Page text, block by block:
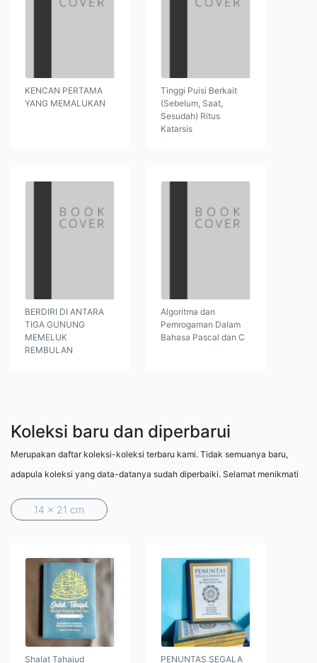
KENCAN PERTAMA
YANG MEMALUKAN
Tinggi Puisi Berkait
(Sebelum, Saat,
Sesudah) Ritus
Katarsis
BERDIRI DI ANTARA
TIGA GUNUNG
MEMELUK
REMBULAN
Algoritma dan
Pemrogaman Dalam
Bahasa Pascal dan C
Koleksi baru dan diperbarui
Merupakan daftar koleksi-koleksi terbaru kami. Tidak semuanya baru,
adapula koleksi yang data-datanya sudah diperbaiki. Selamat menikmati
14 x 21 cm
Shalat Tahajud PENUNTAS SEGALA